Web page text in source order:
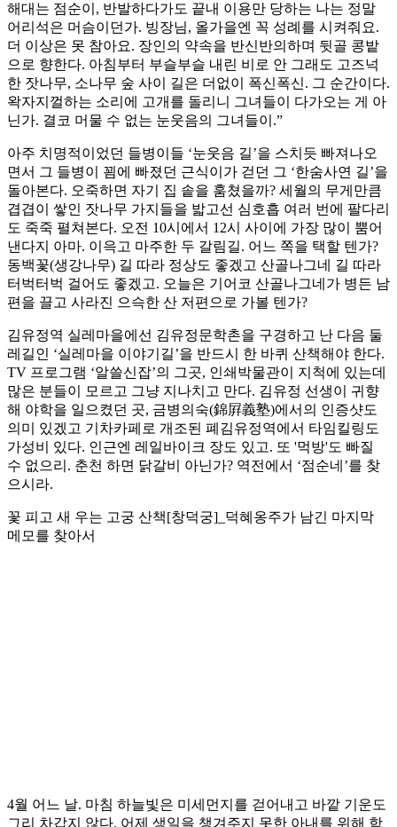
해대는 점순이, 반발하다가도 끝내 이용만 당하는 나는 정말
어리석은 머슴이던가. 빙장님, 올가을엔 꼭 성례를 시켜줘요.
더 이상은 못 참아요. 장인의 약속을 반신반의하며 뒷골 콩밭
으로 향한다. 아침부터 부슬부슬 내린 비로 안 그래도 고즈넉
한 잣나무, 소나무 숲 사이 길은 더없이 폭신폭신. 그 순간이다.
왁자지껄하는 소리에 고개를 돌리니 그녀들이 다가오는 게 아
닌가. 결코 머물 수 없는 눈웃음의 그녀들이.”
아주 치명적이었던 들병이들 ‘눈웃음 길’을 스치듯 빠져나오
면서 그 들병이 꾐에 빠졌던 근식이가 걷던 그 ‘한숨사연 길’을
돌아본다. 오죽하면 자기 집 솥을 훔쳤을까? 세월의 무게만큼
겹겹이 쌓인 잣나무 가지들을 밟고선 심호흡 여러 번에 팔다리
도 죽죽 펼쳐본다. 오전 10시에서 12시 사이에 가장 많이 뿜어
낸다지 아마. 이윽고 마주한 두 갈림길. 어느 쪽을 택할 텐가?
동백꽃(생강나무) 길 따라 정상도 좋겠고 산골나그네 길 따라
터벅터벅 걸어도 좋겠고. 오늘은 기어코 산골나그네가 병든 남
편을 끌고 사라진 으슥한 산 저편으로 가볼 텐가?
김유정역 실레마을에선 김유정문학촌을 구경하고 난 다음 둘
레길인 ‘실레마을 이야기길’을 반드시 한 바퀴 산책해야 한다.
TV 프로그램 ‘알쓸신잡’의 그곳, 인쇄박물관이 지척에 있는데
많은 분들이 모르고 그냥 지나치고 만다. 김유정 선생이 귀향
해 야학을 일으켰던 곳, 금병의숙(錦屛義塾)에서의 인증샷도
의미 있겠고 기차카페로 개조된 폐김유정역에서 타임킬링도
가성비 있다. 인근엔 레일바이크 장도 있고. 또 '먹방'도 빠질
수 없으리. 춘천 하면 닭갈비 아닌가? 역전에서 ‘점순네’를 찾
으시라.
꽃 피고 새 우는 고궁 산책[창덕궁]_덕혜옹주가 남긴 마지막
메모를 찾아서
4월 어느 날. 마침 하늘빛은 미세먼지를 걷어내고 바깥 기운도
그리 차갑지 않다. 어제 생일을 챙겨주지 못한 아내를 위해 함